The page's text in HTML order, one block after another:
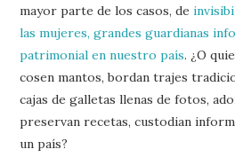
mayor parte de los casos, de
las mujeres, grandes guardianas
patrimonial en nuestro país. ¿O
cosen mantos, bordan trajes
cajas de galletas llenas de fotos,
preservan recetas, custodian
un país?